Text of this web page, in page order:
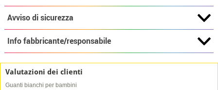
Avviso di sicurezza
Info fabbricante/responsabile
Valutazioni dei clienti
Guanti bianchi per bambini